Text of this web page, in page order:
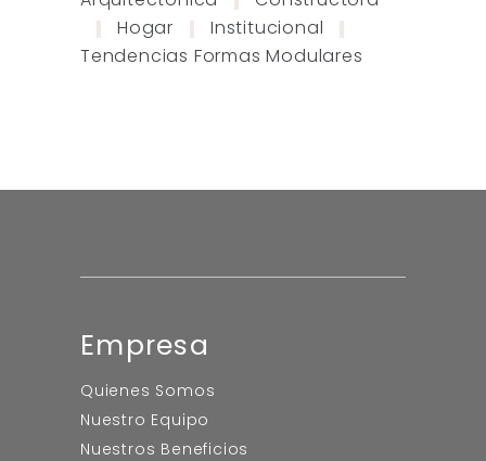
Hogar
Institucional
Tendencias Formas Modulares
Empresa
Quienes Somos
Nuestro Equipo
Nuestros Beneficios